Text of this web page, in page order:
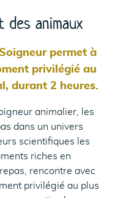
animaux
permet à
privilégié au
durant 2 heures.
animalier, les
dans un univers
scientifiques les
riches en
rencontre avec
privilégié au plus